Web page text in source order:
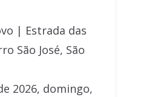
| Estrada das
São José, São
2026, domingo,